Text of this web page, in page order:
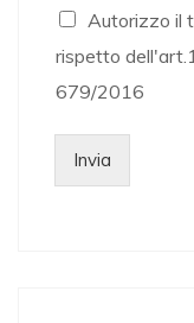
Autorizzo il
rispetto
679/2016
Invia